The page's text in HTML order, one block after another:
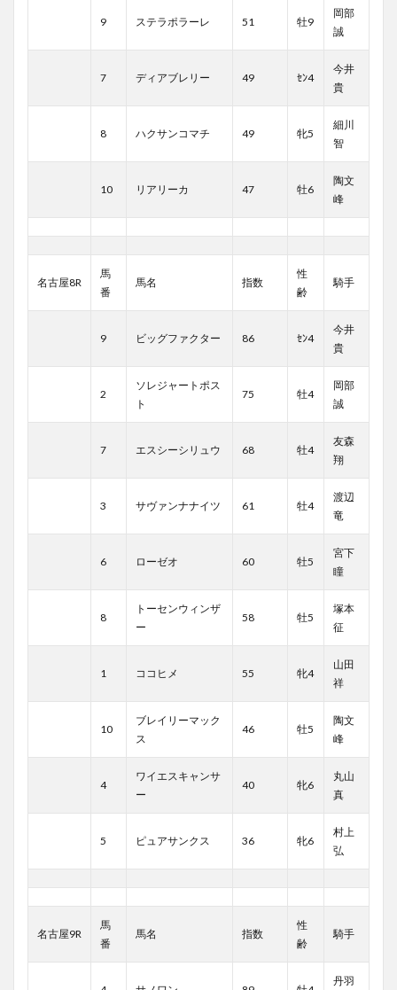
9 ステラポラーレ 51 牡9
岡部
誠
7 ディアブレリー 49 ｾﾝ4
今井
貴
8 ハクサンコマチ 49 牝5
細川
智
10 リアリーカ 47 牡6
陶文
峰
名古屋8R
馬
番
馬名 指数
性
齢
騎手
9 ビッグファクター 86 ｾﾝ4
今井
貴
2
ソレジャートポス
ト
75 牡4
岡部
誠
7 エスシーシリュウ 68 牡4
友森
翔
3 サヴァンナナイツ 61 牡4
渡辺
竜
6 ローゼオ 60 牡5
宮下
瞳
8
トーセンウィンザ
ー
58 牡5
塚本
征
1 ココヒメ 55 牝4
山田
祥
10
ブレイリーマック
ス
46 牡5
陶文
峰
4
ワイエスキャンサ
ー
40 牝6
丸山
真
5 ピュアサンクス 36 牝6
村上
弘
名古屋9R
馬
番
馬名 指数
性
齢
騎手
丹羽